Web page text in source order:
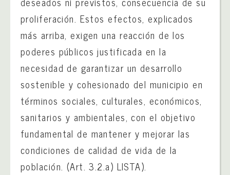
proliferación. Estos efectos, explicados
más arriba, exigen una reacción de los
poderes públicos justificada en la
necesidad de garantizar un desarrollo
sostenible y cohesionado del municipio en
términos sociales, culturales, económicos,
sanitarios y ambientales, con el objetivo
fundamental de mantener y mejorar las
condiciones de calidad de vida de la
población. (Art. 3.2.a) LISTA).